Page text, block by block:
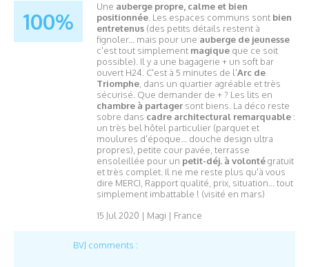
100%
Une auberge propre, calme et bien
positionnée. Les espaces communs sont bien
entretenus (des petits détails restent à
fignoler... mais pour une auberge de jeunesse
c'est tout simplement magique que ce soit
possible). Il y a une bagagerie + un soft bar
ouvert H24. C'est à 5 minutes de l'Arc de
Triomphe, dans un quartier agréable et très
sécurisé. Que demander de + ? Les lits en
chambre à partager sont biens. La déco reste
sobre dans cadre architectural remarquable :
un très bel hôtel particulier (parquet et
moulures d'époque... douche design ultra
propres), petite cour pavée, terrasse
ensoleillée pour un petit-déj. à volontégratuit
et très complet. Il ne me reste plus qu'à vous
dire MERCI, Rapport qualité, prix, situation... tout
simplement imbattable ! (visité en mars)
15 Jul 2020 | Magi | France
BVJ comments :